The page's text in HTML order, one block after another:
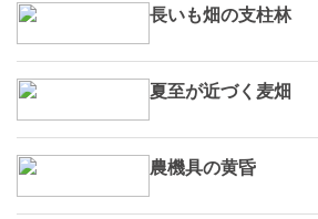
長いも畑の支柱林
夏至が近づく麦畑
農機具の黄昏